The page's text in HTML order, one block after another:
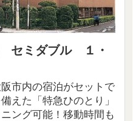
セミダブル １・
市内の宿泊がセットで
えた「特急ひのとり」
ング可能！移動時間も